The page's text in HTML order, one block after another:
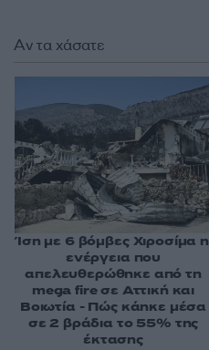
Αν τα χάσατε
Ίση με 6 βόμβες Χιροσίμα η
ενέργεια που
απελευθερώθηκε από τη
mega fire σε Αττική και
Βοιωτία - Πώς κάηκε μέσα
σε 2 βράδια το 55% της
έκτασης